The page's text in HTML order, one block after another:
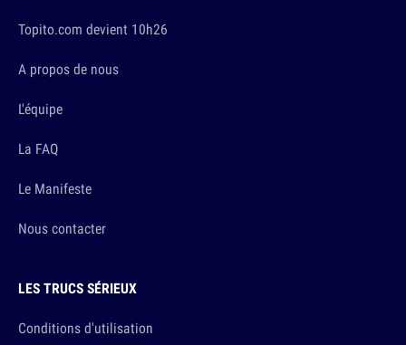
Topito.com devient 10h26
A propos de nous
L'équipe
La FAQ
Le Manifeste
Nous contacter
LES TRUCS SÉRIEUX
Conditions d'utilisation